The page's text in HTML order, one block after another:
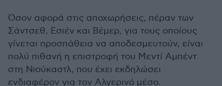
Όσον αφορά στις αποχωρήσεις, πέραν των
Σάντσεθ, Εσιέν και Βέμερ, για τους οποίους
γίνεται προσπάθεια να αποδεσμευτούν, είναι
πολύ πιθανή η επιστροφή του Μεντί Αμπέντ
στη Νιούκαστλ, που έχει εκδηλώσει
ενδιαφέρον για τον Αλγερινό μέσο.